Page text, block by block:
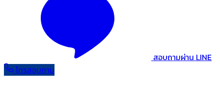
สอบถามผ่าน LINE
โทรสอบถาม